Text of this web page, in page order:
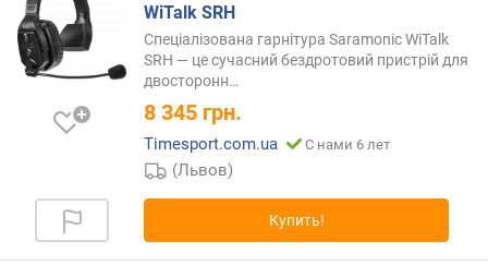
и
м
т
и
WiTalk SRH
Спеціалізована гарнітура Saramonic WiTalk
SRH — це сучасний бездротовий пристрій для
двосторонн…
8 345 грн.
Timesport.com.ua С нами 6 лет
(Львов)
Купить!